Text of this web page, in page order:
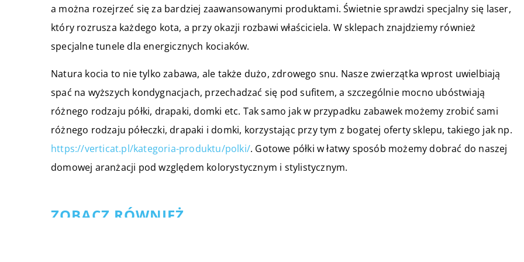
a można rozejrzeć się za bardziej zaawansowanymi produktami. Świetnie sprawdzi specjalny się laser,
który rozrusza każdego kota, a przy okazji rozbawi właściciela. W sklepach znajdziemy również
specjalne tunele dla energicznych kociaków.
Natura kocia to nie tylko zabawa, ale także dużo, zdrowego snu. Nasze zwierzątka wprost uwielbiają
spać na wyższych kondygnacjach, przechadzać się pod sufitem, a szczególnie mocno ubóstwiają
różnego rodzaju półki, drapaki, domki etc. Tak samo jak w przypadku zabawek możemy zrobić sami
różnego rodzaju półeczki, drapaki i domki, korzystając przy tym z bogatej oferty sklepu, takiego jak np.
https://verticat.pl/kategoria-produktu/polki/. Gotowe półki w łatwy sposób możemy dobrać do naszej
domowej aranżacji pod względem kolorystycznym i stylistycznym.
ZOBACZ RÓWNIEŻ